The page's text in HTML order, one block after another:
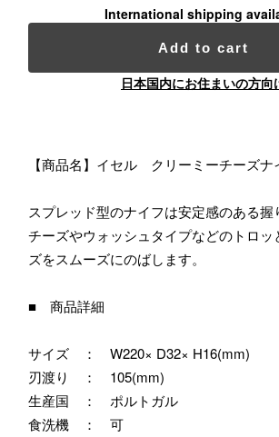
International shipping
Add to cart
日本国内にお住まいの方向
【商品名】イセル クリーミーチーズナ
スプレッド型のナイフは安定感のある握
チーズやウォッシュタイプなどのトロッ
ズをスムーズにのばします。
■ 商品詳細
サイズ ： W220× D32× H16(mm)
刃渡り ： 105(mm)
生産国 ： ポルトガル
食洗機 ： 可